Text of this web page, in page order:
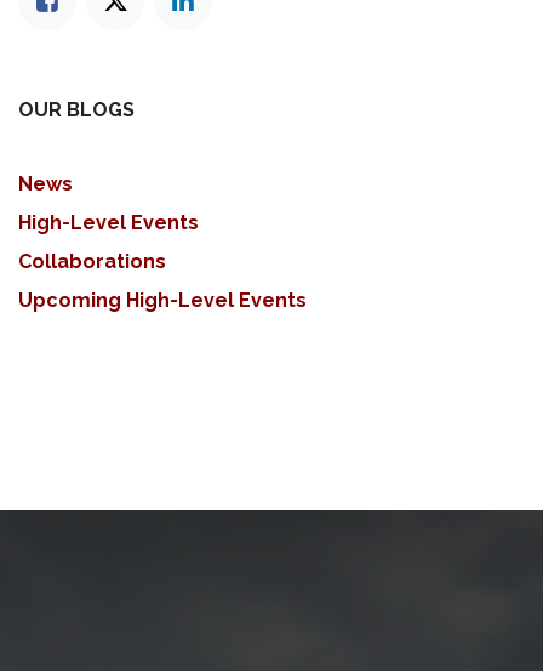
OUR BLOGS
News
High-Level Events
Collaborations
Upcoming High-Level Events